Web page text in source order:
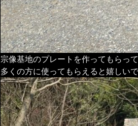
宗像基地のプレートを作ってもらって
多くの方に使ってもらえると嬉しい